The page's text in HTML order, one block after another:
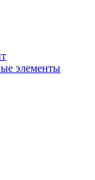
элементы